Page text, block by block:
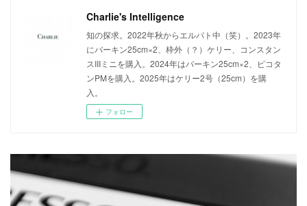
Charlie's Intelligence
知の探求。2022年秋からエルパト中（笑）。2023年
にバーキン25cm×2、枠外（？）ケリー、コンスタン
スIIIミニを購入。2024年はバーキン25cm×2、ピコタ
ンPMを購入。2025年はケリー2号（25cm）を購
入。
フォロー